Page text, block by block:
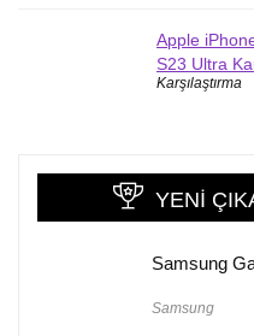
Apple
S23 Ultra
Karşılaştırma
YENI
Samsung
Samsung